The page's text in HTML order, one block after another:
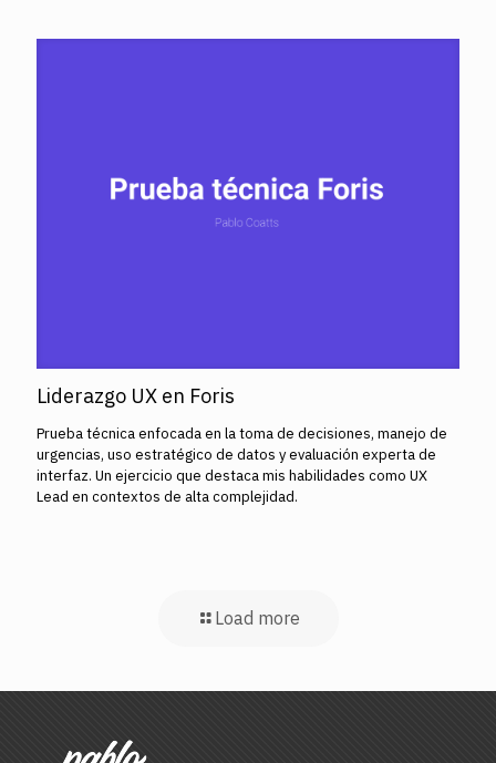
Liderazgo UX en Foris
Prueba técnica enfocada en la toma de decisiones, manejo de
urgencias, uso estratégico de datos y evaluación experta de
interfaz. Un ejercicio que destaca mis habilidades como UX
Lead en contextos de alta complejidad.
Load more